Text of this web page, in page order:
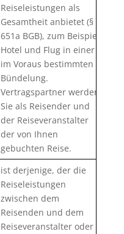
Reiseleistungen als
Gesamtheit anbietet (§
651a BGB), zum Beispiel
Hotel und Flug in einer
im Voraus bestimmten
Bündelung.
Vertragspartner werden
Sie als Reisender und
der Reiseveranstalter
der von Ihnen
gebuchten Reise.
ist derjenige, der die
Reiseleistungen
zwischen dem
Reisenden und dem
Reiseveranstalter oder